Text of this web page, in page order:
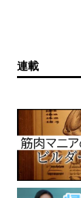
連載